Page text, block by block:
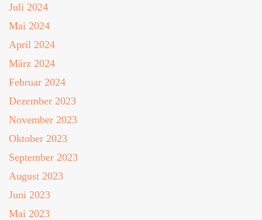
Juli 2024
Mai 2024
April 2024
März 2024
Februar 2024
Dezember 2023
November 2023
Oktober 2023
September 2023
August 2023
Juni 2023
Mai 2023